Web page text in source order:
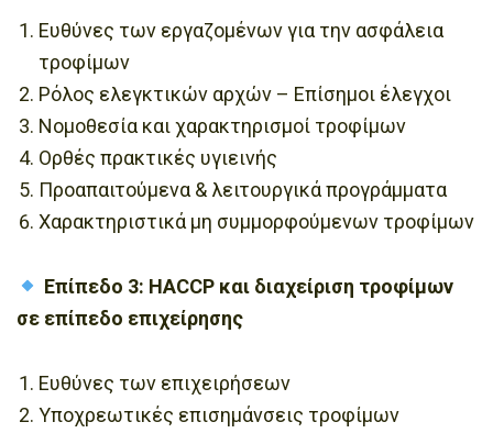
Ευθύνες των εργαζομένων για την ασφάλεια
τροφίμων
Ρόλος ελεγκτικών αρχών – Επίσημοι έλεγχοι
Νομοθεσία και χαρακτηρισμοί τροφίμων
Ορθές πρακτικές υγιεινής
Προαπαιτούμενα & λειτουργικά προγράμματα
Χαρακτηριστικά μη συμμορφούμενων τροφίμων
Επίπεδο 3: HACCP και διαχείριση τροφίμων
σε επίπεδο επιχείρησης
Ευθύνες των επιχειρήσεων
Υποχρεωτικές επισημάνσεις τροφίμων